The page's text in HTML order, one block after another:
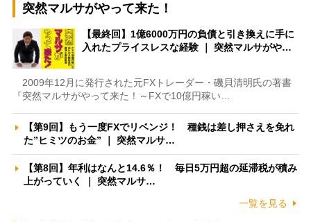
突然マルサがやって来た！
【最終回】1億6000万円の負債と引き換えに手に
入れたプライスレスな経験 ｜ 突然マルサがや…
2009年12月に発行された元FXトレーダー・磯貝清明氏の著書
『突然マルサがやって来た！～FXで10億円稼い…
【第9回】もう一度FXでリベンジ！ 種銭は差し押さえを免れ
た”ヒミツのお金” ｜ 突然マルサ…
【第8回】年利はなんと14.6％！ 毎日5万円超の延滞税が積み
上がっていく ｜ 突然マルサ…
一覧を見る